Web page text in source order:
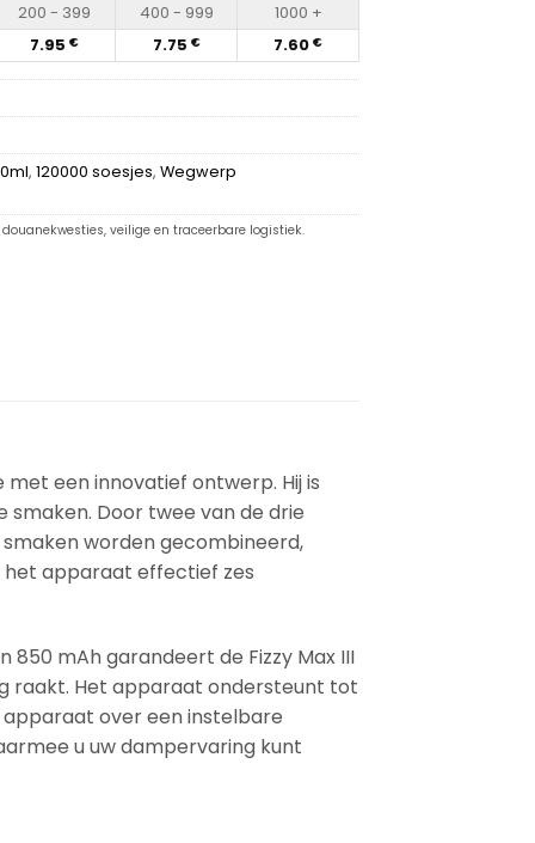
200 - 399 400 - 999
1000 +
7.95 € 7.75 € 7.60 €
, 120000 soesjes, Wegwerp
veilige en traceerbare logistiek.
met een innovatief ontwerp. Hij is
Door twee van de drie
worden gecombineerd,
apparaat effectief zes
mAh garandeert de Fizzy Max III
raakt. Het apparaat ondersteunt tot
apparaat over een instelbare
u uw dampervaring kunt